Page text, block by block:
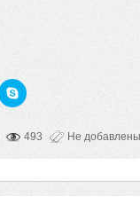
493 Не добавлены